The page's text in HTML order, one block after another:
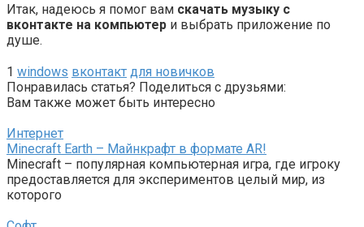
Итак, надеюсь я помог вам скачать музыку с
вконтакте на компьютер и выбрать приложение по
душе.
1 windows вконтакт для новичков
Понравилась статья? Поделиться с друзьями:
Вам также может быть интересно
Интернет
Minecraft Earth – Майнкрафт в формате AR!
Minecraft – популярная компьютерная игра, где игроку
предоставляется для экспериментов целый мир, из
которого